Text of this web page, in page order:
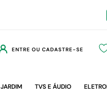
ENTRE OU CADASTRE-SE
JARDIM TVS E ÁUDIO